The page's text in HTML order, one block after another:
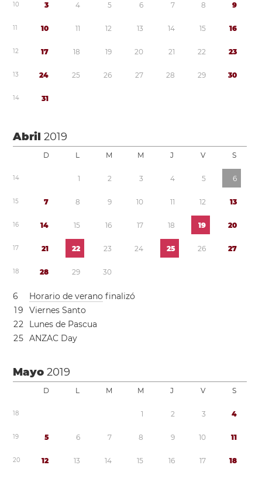
10 3 4 5 6 7 8 9
11 10 11 12 13 14 15 16
12 17 18 19 20 21 22 23
13 24 25 26 27 28 29 30
14 31
Abril2019
D L M M J V S
14 1 2 3 4 5 6
15 7 8 9 10 11 12 13
16 14 15 16 17 18 19 20
17 21 22 23 24 25 26 27
18 28 29 30
6 Horario de verano finalizó
19
Viernes Santo
22
Lunes de Pascua
25 ANZAC Day
Mayo2019
D L M M J V S
18 1 2 3 4
19 5 6 7 8 9 10 11
20 12 13 14 15 16 17 18